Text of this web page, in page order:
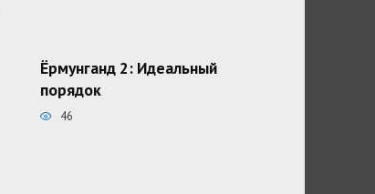
Ёрмунганд 2: Идеальный
порядок
46